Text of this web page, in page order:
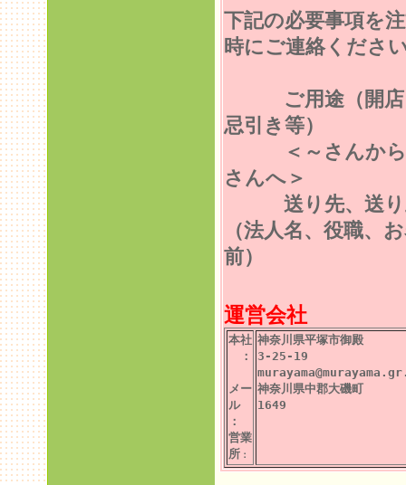
下記の必要事項を
時にご連絡くださ
ご用途（開店
忌引き等）
＜～さんから
さんへ＞
送り先、送り
（法人名、役職、
前）
運営会社
本社
：
メー
ル
：
営業
所 ：
神奈川県平塚市御殿
3-25-19
神奈川県中郡大磯町
1649